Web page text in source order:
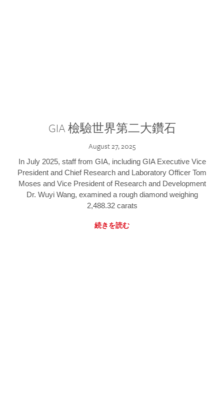
GIA 檢驗世界第二大鑽石
August 27, 2025
In July 2025, staff from GIA, including GIA Executive Vice
President and Chief Research and Laboratory Officer Tom
Moses and Vice President of Research and Development
Dr. Wuyi Wang, examined a rough diamond weighing
2,488.32 carats
続きを読む